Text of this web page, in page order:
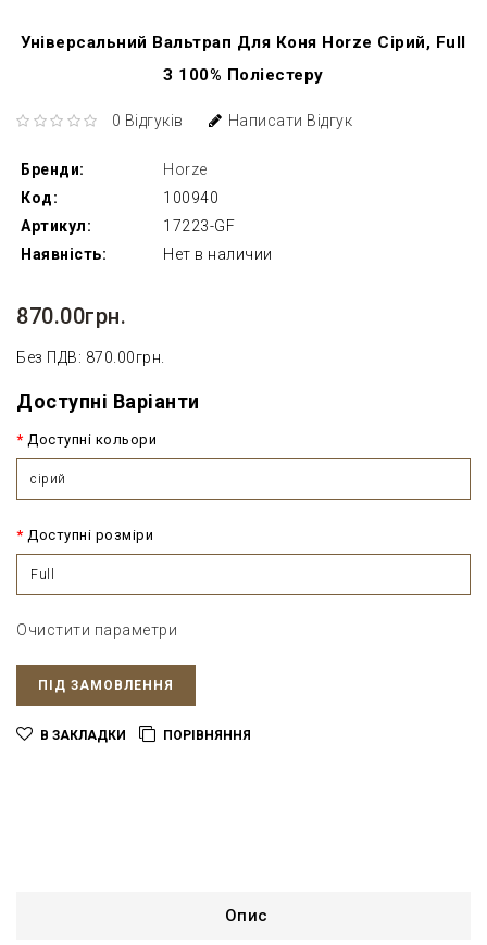
Універсальний Вальтрап Для Коня Horze Сірий, Full
З 100% Поліестеру
0 Відгуків Написати Відгук
Бренди:
Horze
Код:
100940
Артикул:
17223-GF
Наявність:
Нет в наличии
870.00грн.
Без ПДВ: 870.00грн.
Доступні Варіанти
Доступні кольори
сірий
Доступні розміри
Full
Очистити параметри
ПІД ЗАМОВЛЕННЯ
В ЗАКЛАДКИ ПОРІВНЯННЯ
Опис